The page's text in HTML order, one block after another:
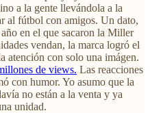
a la gente llevándola a la
al fútbol con amigos. Un dato,
en el que sacaron la Miller
vendan, la marca logró el
atención con solo una imágen.
de views. Las reacciones
con humor. Yo asumo que la
no están a la venta y ya
unidad.